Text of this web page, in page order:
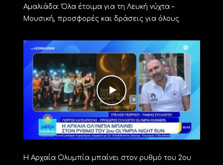
Αμαλιάδα: Όλα έτοιμα για τη Λευκή νύχτα –
Μουσική, προσφορές και δράσεις για όλους
Η Αρχαία Ολυμπία μπαίνει στον ρυθμό του 2ου